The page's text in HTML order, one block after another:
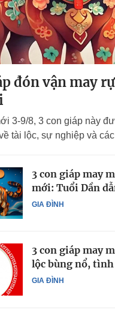
đón vận may
3-9/8, 3 con giáp này
tài lộc, sự nghiệp và
GIA ĐÌNH
3 con giáp may
mới: Tuổi Dần
GIA ĐÌNH
3 con giáp may
lộc bùng nổ,